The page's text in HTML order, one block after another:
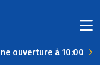
ouverture à 10:00